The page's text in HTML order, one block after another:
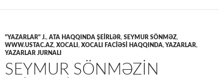
"YAZARLAR" J., ATA HAQQINDA ŞEIRLƏR, SEYMUR SÖNMƏZ,
WWW.USTAC.AZ, XOCALI , XOCALI FACİƏSİ HAQQINDA,YAZARLAR,
YAZARLAR JURNALI
SEYMUR SÖNMƏZİN